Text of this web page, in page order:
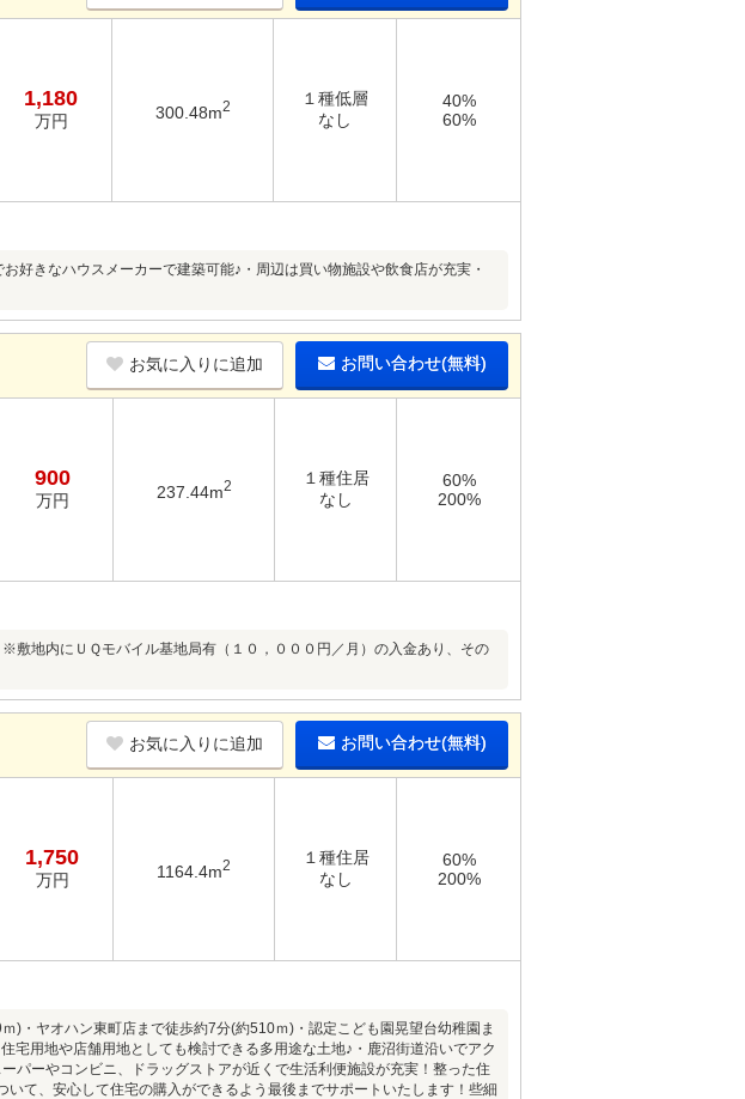
1,180
万円 300.48m2
１種低層
なし
40%
60%
好きなハウスメーカーで建築可能♪・周辺は買い物施設や飲食店が充実・
お気に入りに追加 お問い合わせ(無料)
900
万円 237.44m2
１種住居
なし
60%
200%
地内にＵＱモバイル基地局有（１０，０００円／月）の入金あり、その
お気に入りに追加 お問い合わせ(無料)
1,750
万円 1164.4m2
１種住居
なし
60%
200%
)・ヤオハン東町店まで徒歩約7分(約510ｍ)・認定こども園晃望台幼稚園ま
用地や店舗用地としても検討できる多用途な土地♪・鹿沼街道沿いでアク
パーやコンビニ、ドラッグストアが近くで生活利便施設が充実！整った住
て、安心して住宅の購入ができるよう最後までサポートいたします！些細